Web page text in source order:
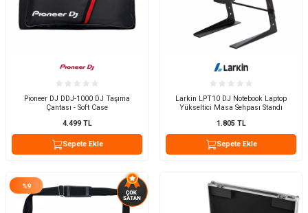
Pioneer DJ DDJ-1000 DJ Taşıma
Çantası - Soft Case
4.499TL
Sepete Ekle
Larkin LPT10 DJ Notebook Laptop
Yükseltici Masa Sehpası Standı
1.805TL
Sepete Ekle
%9